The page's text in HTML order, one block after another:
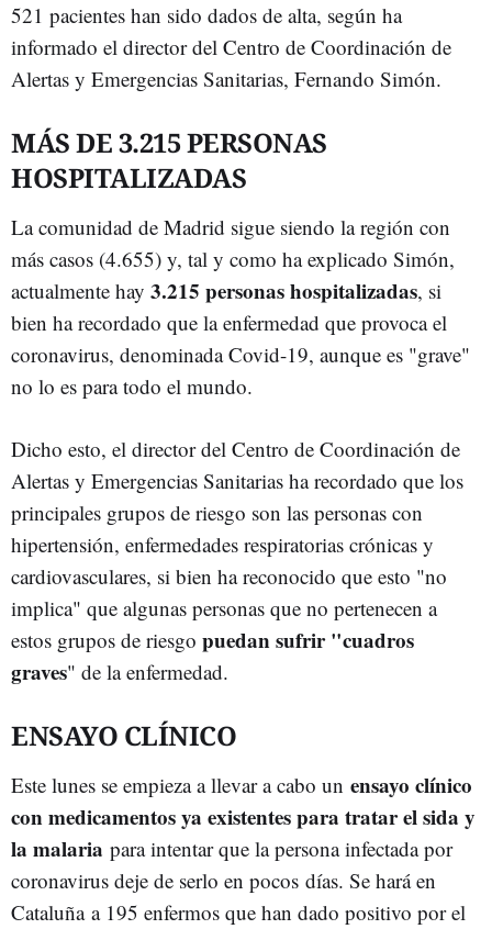
521 pacientes han sido dados de alta, según ha
informado el director del Centro de Coordinación de
Alertas y Emergencias Sanitarias, Fernando Simón.
MÁS DE 3.215 PERSONAS
HOSPITALIZADAS
La comunidad de Madrid sigue siendo la región con
más casos (4.655) y, tal y como ha explicado Simón,
actualmente hay 3.215 personas hospitalizadas, si
bien ha recordado que la enfermedad que provoca el
coronavirus, denominada Covid-19, aunque es "grave"
no lo es para todo el mundo.
Dicho esto, el director del Centro de Coordinación de
Alertas y Emergencias Sanitarias ha recordado que los
principales grupos de riesgo son las personas con
hipertensión, enfermedades respiratorias crónicas y
cardiovasculares, si bien ha reconocido que esto "no
implica" que algunas personas que no pertenecen a
estos grupos de riesgo puedan sufrir "cuadros
graves" de la enfermedad.
ENSAYO CLÍNICO
Este lunes se empieza a llevar a cabo un ensayo clínico
con medicamentos ya existentes para tratar el sida y
la malaria para intentar que la persona infectada por
coronavirus deje de serlo en pocos días. Se hará en
Cataluña a 195 enfermos que han dado positivo por el